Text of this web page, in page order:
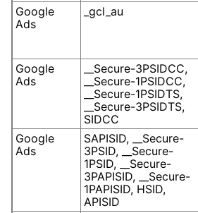
Google
Ads
_gcl_au
Google
Ads
__Secure-3PSIDCC,
__Secure-1PSIDCC,
__Secure-1PSIDTS,
__Secure-3PSIDTS,
SIDCC
Google
Ads
SAPISID, __Secure-
3PSID, __Secure-
1PSID, __Secure-
3PAPISID, __Secure-
1PAPISID, HSID,
APISID